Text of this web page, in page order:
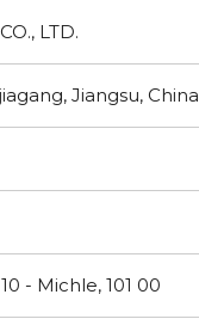
LTD.
Jiangsu, China
- Michle, 101 00